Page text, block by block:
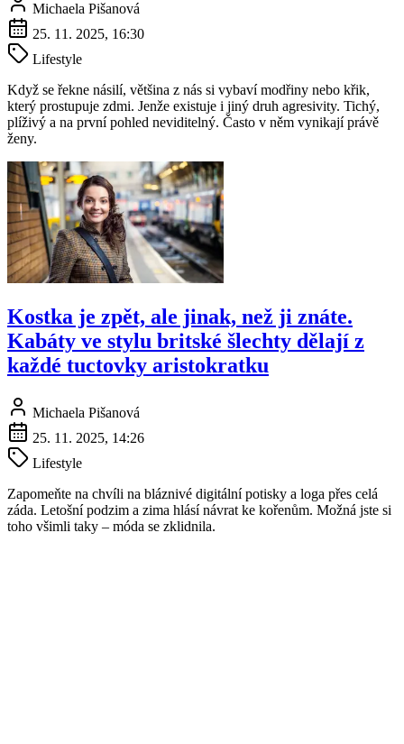
Michaela Pišanová
25. 11. 2025, 16:30
Lifestyle
Když se řekne násilí, většina z nás si vybaví modřiny nebo křik,
který prostupuje zdmi. Jenže existuje i jiný druh agresivity. Tichý,
plíživý a na první pohled neviditelný. Často v něm vynikají právě
ženy.
Kostka je zpět, ale jinak, než ji znáte.
Kabáty ve stylu britské šlechty dělají z
každé tuctovky aristokratku
Michaela Pišanová
25. 11. 2025, 14:26
Lifestyle
Zapomeňte na chvíli na bláznivé digitální potisky a loga přes celá
záda. Letošní podzim a zima hlásí návrat ke kořenům. Možná jste si
toho všimli taky – móda se zklidnila.